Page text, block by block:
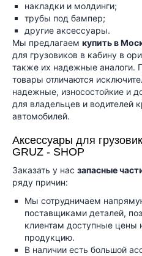
накладки и молдинги;
трубы под бампер;
другие аксессуары.
Мы предлагаем купить в
для грузовиков в кабину в
также их надежные аналоги.
товары отличаются
надежные, износостойкие и
для владельцев и водителей
автомобилей.
Аксессуары для
GRUZ - SHOP
Заказать у нас запасные
ряду причин:
Мы сотрудничаем
поставщиками деталей,
клиентам доступные цены
продукцию.
В наличии есть большой